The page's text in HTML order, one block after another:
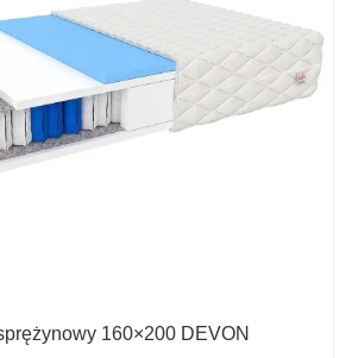
160×200 DEVON